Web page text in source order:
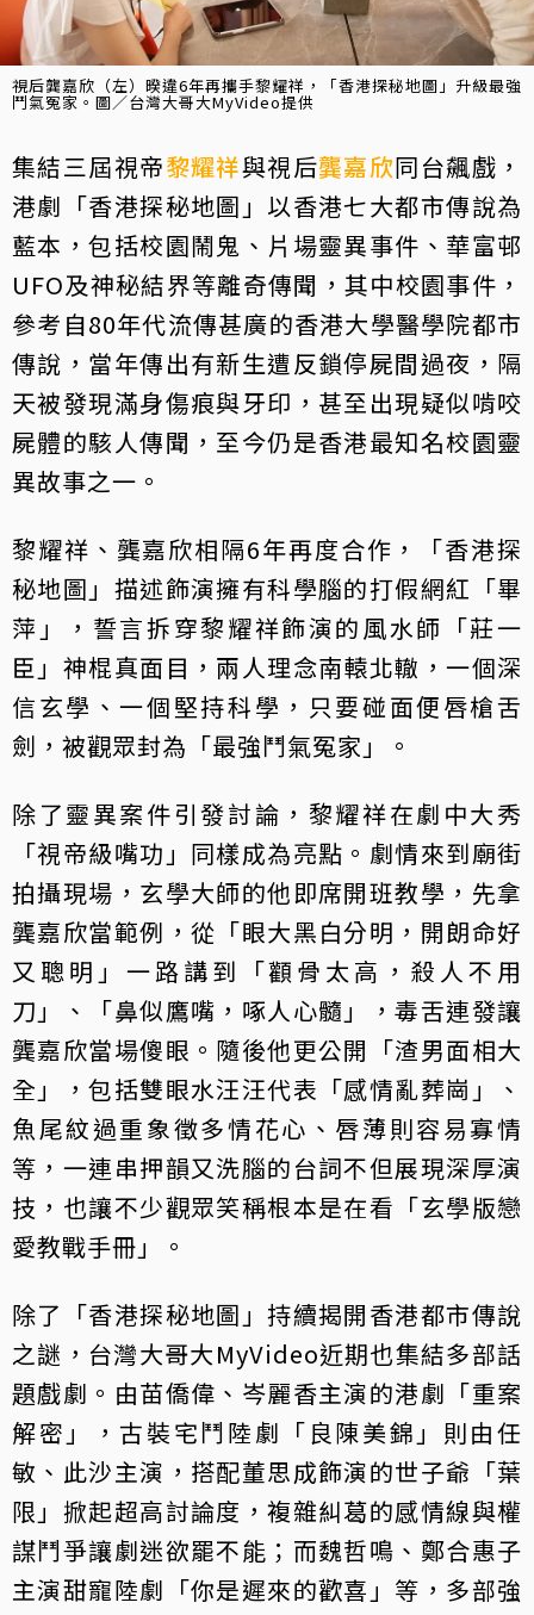
視后龔嘉欣（左）暌違6年再攜手黎耀祥，「香港探秘地圖」升級最強
鬥氣冤家。圖／台灣大哥大MyVideo提供
集結三屆視帝黎耀祥與視后龔嘉欣同台飆戲，
港劇「香港探秘地圖」以香港七大都市傳說為
藍本，包括校園鬧鬼、片場靈異事件、華富邨
UFO及神秘結界等離奇傳聞，其中校園事件，
參考自80年代流傳甚廣的香港大學醫學院都市
傳說，當年傳出有新生遭反鎖停屍間過夜，隔
天被發現滿身傷痕與牙印，甚至出現疑似啃咬
屍體的駭人傳聞，至今仍是香港最知名校園靈
異故事之一。
黎耀祥、龔嘉欣相隔6年再度合作，「香港探
秘地圖」描述飾演擁有科學腦的打假網紅「畢
萍」，誓言拆穿黎耀祥飾演的風水師「莊一
臣」神棍真面目，兩人理念南轅北轍，一個深
信玄學、一個堅持科學，只要碰面便唇槍舌
劍，被觀眾封為「最強鬥氣冤家」。
除了靈異案件引發討論，黎耀祥在劇中大秀
「視帝級嘴功」同樣成為亮點。劇情來到廟街
拍攝現場，玄學大師的他即席開班教學，先拿
龔嘉欣當範例，從「眼大黑白分明，開朗命好
又聰明」一路講到「顴骨太高，殺人不用
刀」、「鼻似鷹嘴，啄人心髓」，毒舌連發讓
龔嘉欣當場傻眼。隨後他更公開「渣男面相大
全」，包括雙眼水汪汪代表「感情亂葬崗」、
魚尾紋過重象徵多情花心、唇薄則容易寡情
等，一連串押韻又洗腦的台詞不但展現深厚演
技，也讓不少觀眾笑稱根本是在看「玄學版戀
愛教戰手冊」。
除了「香港探秘地圖」持續揭開香港都市傳說
之謎，台灣大哥大MyVideo近期也集結多部話
題戲劇。由苗僑偉、岑麗香主演的港劇「重案
解密」，古裝宅鬥陸劇「良陳美錦」則由任
敏、此沙主演，搭配董思成飾演的世子爺「葉
限」掀起超高討論度，複雜糾葛的感情線與權
謀鬥爭讓劇迷欲罷不能；而魏哲鳴、鄭合惠子
主演甜寵陸劇「你是遲來的歡喜」等，多部強